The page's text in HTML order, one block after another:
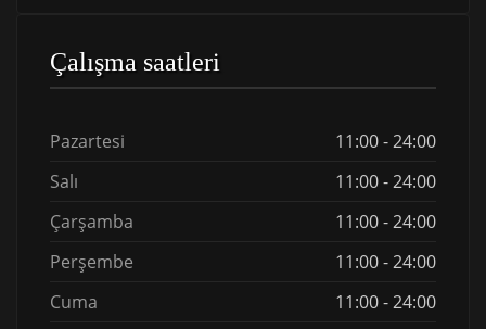
Çalışma saatleri
Pazartesi
11:00 - 24:00
Salı
11:00 - 24:00
Çarşamba
11:00 - 24:00
Perşembe
11:00 - 24:00
Cuma
11:00 - 24:00